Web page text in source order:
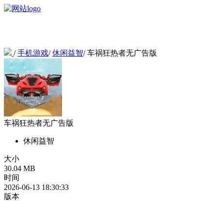
/手机游戏/休闲益智/车祸狂热者无广告版
车祸狂热者无广告版
休闲益智
大小
30.04 MB
时间
2026-06-13 18:30:33
版本